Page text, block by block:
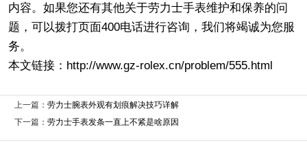
内容。如果您还有其他关于劳力士手表维护和保养的问
题，可以拨打页面400电话进行咨询，我们将竭诚为您服
务。
本文链接：http://www.gz-rolex.cn/problem/555.html
上一篇： 劳力士腕表外观有划痕解决技巧详解
下一篇： 劳力士手表发条一直上不紧是啥原因